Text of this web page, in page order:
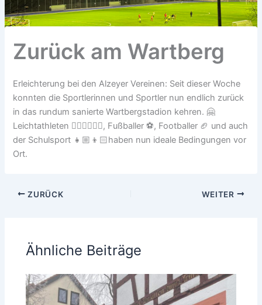
Zurück am Wartberg
Erleichterung bei den Alzeyer Vereinen: Seit dieser Woche
konnten die Sportlerinnen und Sportler nun endlich zurück
in das rundum sanierte Wartbergstadion kehren. 🤗
Leichtathleten 🏃🏼‍♀️🏃🏽‍♂️, Fußballer ⚽️, Footballer 🏈 und auch
der Schulsport 👧🏼👦🏻haben nun ideale Bedingungen vor
Ort.
ZURÜCK WEITER
Ähnliche Beiträge